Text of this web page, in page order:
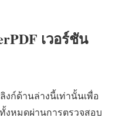
เวอร์ชัน
งก์ด้านล่างนี้เท่านั้นเพื่อ
หมดผ่านการตรวจสอบ